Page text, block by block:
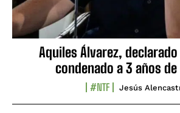
Aquiles Álvarez,
condenado a 3 años
#NTF Jesús